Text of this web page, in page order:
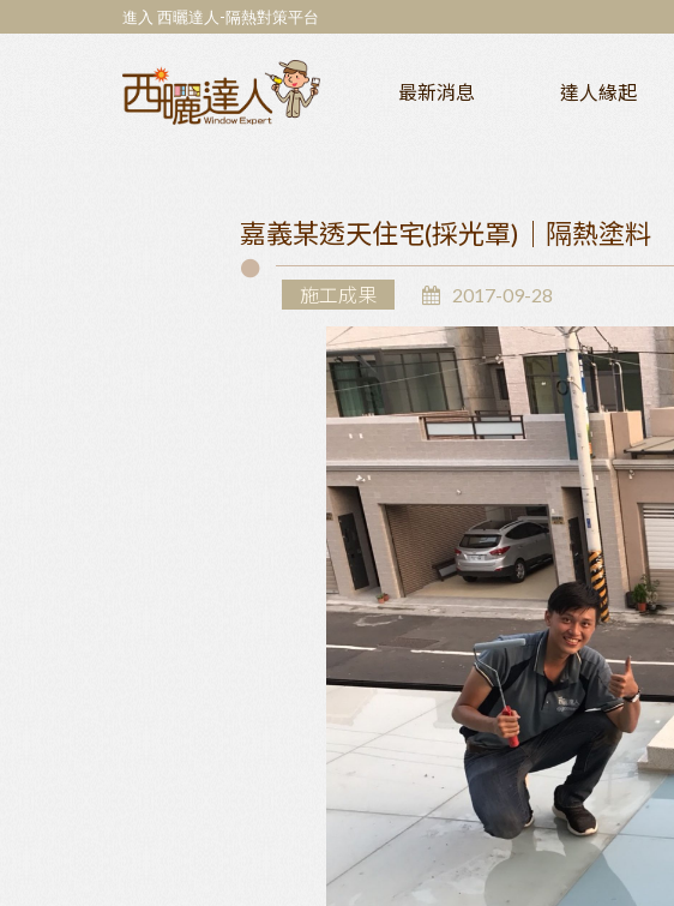
進入 西曬達人-隔熱對策平台
最新消息 達人緣起
嘉義某透天住宅(採光罩)｜隔熱塗料
施工成果 2017-09-28